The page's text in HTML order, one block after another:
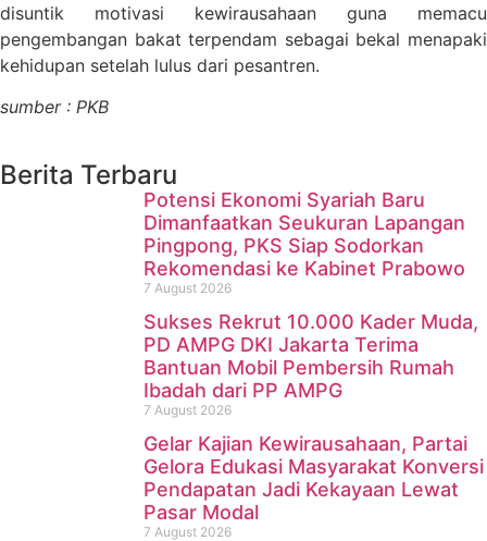
disuntik motivasi kewirausahaan guna memacu
pengembangan bakat terpendam sebagai bekal menapaki
kehidupan setelah lulus dari pesantren.
sumber : PKB
Berita Terbaru
Potensi Ekonomi Syariah Baru
Dimanfaatkan Seukuran Lapangan
Pingpong, PKS Siap Sodorkan
Rekomendasi ke Kabinet Prabowo
7 August 2026
Sukses Rekrut 10.000 Kader Muda,
PD AMPG DKI Jakarta Terima
Bantuan Mobil Pembersih Rumah
Ibadah dari PP AMPG
7 August 2026
Gelar Kajian Kewirausahaan, Partai
Gelora Edukasi Masyarakat Konversi
Pendapatan Jadi Kekayaan Lewat
Pasar Modal
7 August 2026